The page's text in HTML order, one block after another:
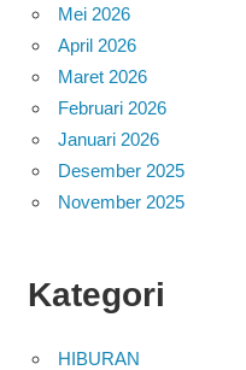
Mei 2026
April 2026
Maret 2026
Februari 2026
Januari 2026
Desember 2025
November 2025
Kategori
HIBURAN